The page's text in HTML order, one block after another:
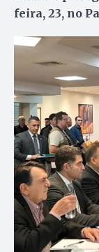
feira, 23, no